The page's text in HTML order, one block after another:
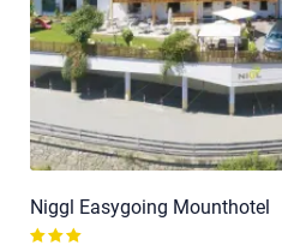
Niggl Easygoing Mounthotel